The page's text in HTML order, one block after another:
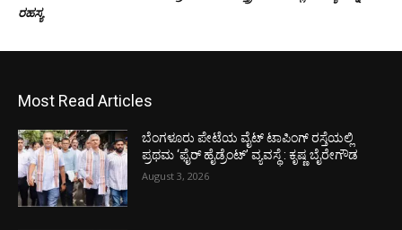
ರಹಸ್ಯ
Most Read Articles
ಬೆಂಗಳೂರು ಪೇಟೆಯ ವೈಟ್ ಟಾಪಿಂಗ್ ರಸ್ತೆಯಲ್ಲಿ
ಪ್ರಥಮ ‘ಫೈರ್ ಹೈಡ್ರೆಂಟ್’ ವ್ಯವಸ್ಥೆ : ಕೃಷ್ಣ ಬೈರೇಗೌಡ
August 3, 2026